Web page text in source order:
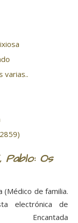
varias..
Pablo: Os
de familia.
electrónica de